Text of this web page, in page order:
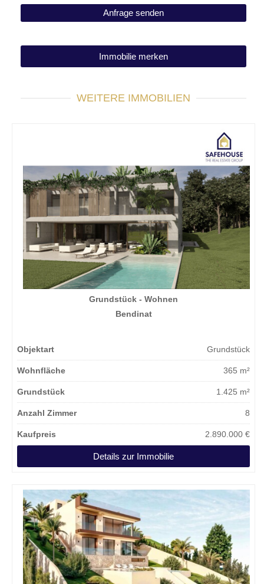
Immobilie merken
WEITERE IMMOBILIEN
Grundstück - Wohnen
Bendinat
Objektart Grundstück
Wohnfläche 365 m²
Grundstück 1.425 m²
Anzahl Zimmer 8
Kaufpreis 2.890.000 €
Details zur Immobilie